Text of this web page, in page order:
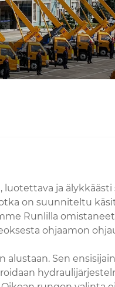
ja
on suunniteltu
Runlilla
ohjaamon
Sen